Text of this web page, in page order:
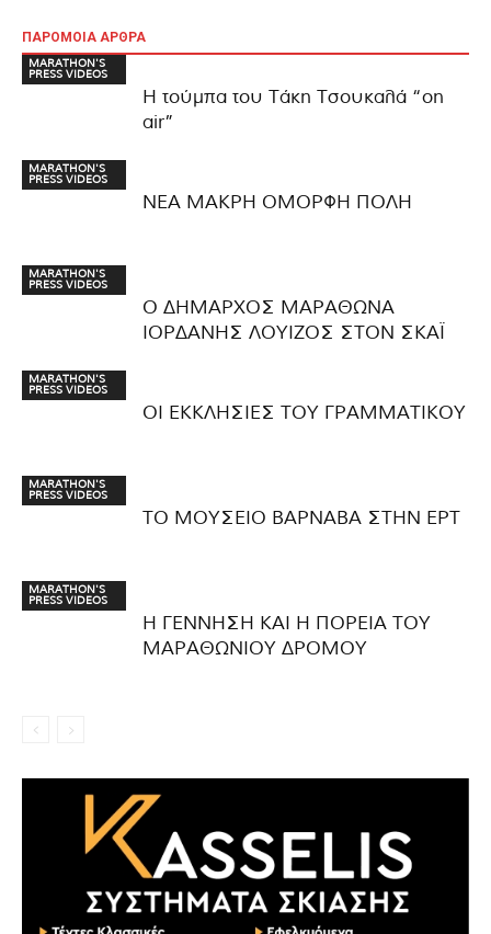
ΠΑΡΟΜΟΙΑ ΑΡΘΡΑ
MARATHON'S
PRESS VIDEOS
Η τούμπα του Τάκη Τσουκαλά “on
air”
MARATHON'S
PRESS VIDEOS
ΝΕΑ ΜΑΚΡΗ ΟΜΟΡΦΗ ΠΟΛΗ
MARATHON'S
PRESS VIDEOS
Ο ΔΗΜΑΡΧΟΣ ΜΑΡΑΘΩΝΑ
ΙΟΡΔΑΝΗΣ ΛΟΥΙΖΟΣ ΣΤΟΝ ΣΚΑΪ
MARATHON'S
PRESS VIDEOS
ΟΙ ΕΚΚΛΗΣΙΕΣ ΤΟΥ ΓΡΑΜΜΑΤΙΚΟΥ
MARATHON'S
PRESS VIDEOS
ΤΟ ΜΟΥΣΕΙΟ ΒΑΡΝΑΒΑ ΣΤΗΝ ΕΡΤ
MARATHON'S
PRESS VIDEOS
Η ΓΕΝΝΗΣΗ ΚΑΙ Η ΠΟΡΕΙΑ ΤΟΥ
ΜΑΡΑΘΩΝΙΟΥ ΔΡΟΜΟΥ